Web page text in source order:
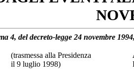
4, del decreto-legge 24 novembre
(trasmessa alla Presidenza
il 9 luglio 1998)